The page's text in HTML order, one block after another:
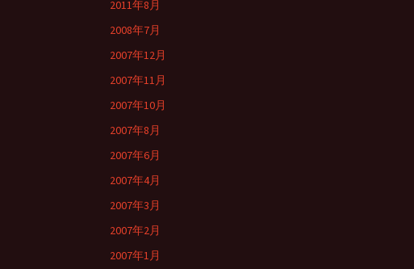
2011年8月
2008年7月
2007年12月
2007年11月
2007年10月
2007年8月
2007年6月
2007年4月
2007年3月
2007年2月
2007年1月